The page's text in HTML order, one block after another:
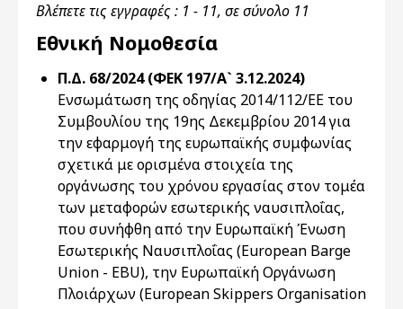
Βλέπετε τις εγγραφές : 1 - 11, σε σύνολο 11
Εθνική Νομοθεσία
Π.Δ. 68/2024 (ΦΕΚ 197/Α` 3.12.2024)
Ενσωμάτωση της οδηγίας 2014/112/ΕΕ του
Συμβουλίου της 19ης Δεκεμβρίου 2014 για
την εφαρμογή της ευρωπαϊκής συμφωνίας
σχετικά με ορισμένα στοιχεία της
οργάνωσης του χρόνου εργασίας στον τομέα
των μεταφορών εσωτερικής ναυσιπλοΐας,
που συνήφθη από την Ευρωπαϊκή Ένωση
Εσωτερικής Ναυσιπλοΐας (European Barge
Union - EBU), την Ευρωπαϊκή Οργάνωση
Πλοιάρχων (European Skippers Organisation